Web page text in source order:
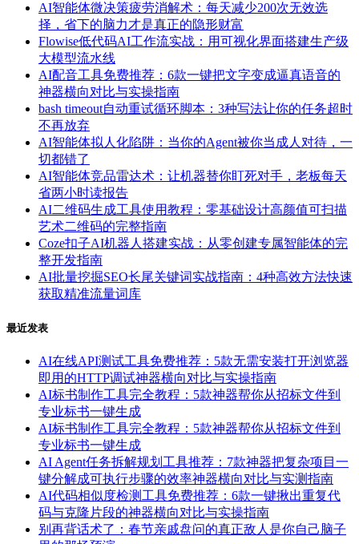
AI智能体微决策疲劳消解术：每天减少200次无效选
择，省下的脑力才是真正的隐形财富
Flowise低代码AI工作流实战：用可视化界面搭建生产级
大模型流水线
AI配音工具免费推荐：6款一键把文字变成逼真语音的
神器横向对比与实操指南
bash timeout自动重试循环脚本：3种写法让你的任务超时
不再放弃
AI智能体拟人化陷阱：当你的Agent被你当成人对待，一
切都错了
AI智能体竞品雷达术：让机器替你盯死对手，老板每天
省两小时读报告
AI二维码生成工具使用教程：零基础设计高颜值可扫描
艺术二维码的完整指南
Coze扣子AI机器人搭建实战：从零创建专属智能体的完
整开发指南
AI批量挖掘SEO长尾关键词实战指南：4种高效方法快速
获取精准流量词库
最近发表
AI在线API测试工具免费推荐：5款无需安装打开浏览器
即用的HTTP调试神器横向对比与实操指南
AI标书制作工具完全教程：5款神器帮你从招标文件到
专业标书一键生成
AI标书制作工具完全教程：5款神器帮你从招标文件到
专业标书一键生成
AI Agent任务拆解规划工具推荐：7款神器把复杂项目一
键分解成可执行步骤的效率神器横向对比与实测指南
AI代码相似度检测工具免费推荐：6款一键揪出重复代
码与克隆片段的神器横向对比与实操指南
别再背话术了：春节亲戚盘问的真正敌人是你自己脑子